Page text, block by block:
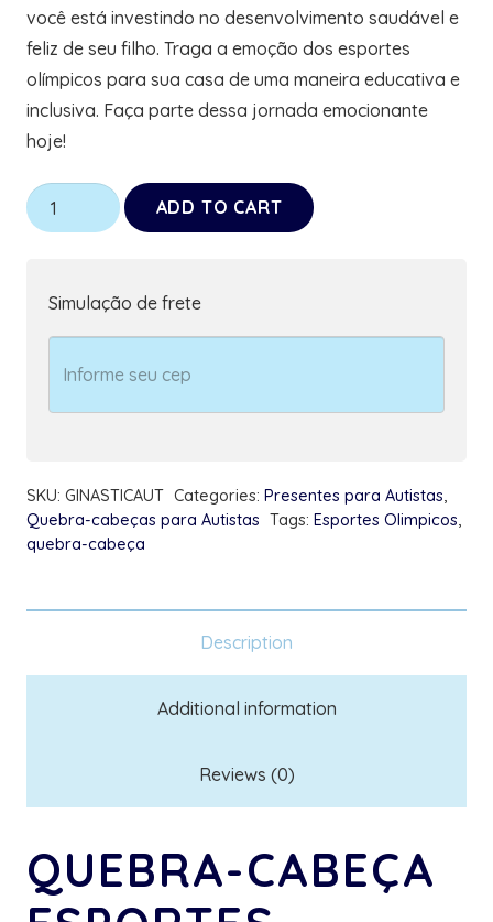
você está investindo no desenvolvimento saudável e
feliz de seu filho. Traga a emoção dos esportes
olímpicos para sua casa de uma maneira educativa e
inclusiva. Faça parte dessa jornada emocionante
hoje!
Quebra-
cabeça
Olimpicos
peças
Olimpica
quantity
ADD TO CART
Simulação de frete
SKU: GINASTICAUT Categories: Presentes para Autistas,
Quebra-cabeças para Autistas Tags: Esportes Olimpicos,
quebra-cabeça
Description
Additional information
Reviews (0)
QUEBRA-CABEÇA